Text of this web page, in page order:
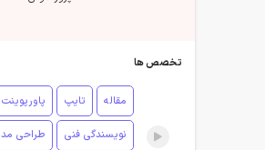
تخصص ها
مقاله تایپ پاورپوینت
نویسندگی فنی طراحی مد